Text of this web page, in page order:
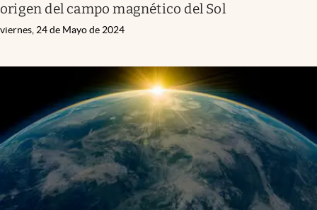
origen del campo magnético del Sol
viernes, 24 de Mayo de 2024